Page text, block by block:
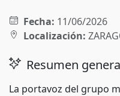
Fecha: 11/06/2026
Localización:
Resumen
La portavoz del grupo